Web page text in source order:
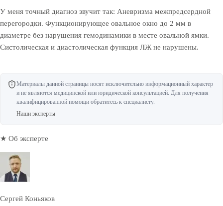
У меня точный диагноз звучит так: Аневризма межпредсердной
перегородки. Функционирующее овальное окно до 2 мм в
диаметре без нарушения гемодинамики в месте овальной ямки.
Систолическая и диастолическая функция ЛЖ не нарушены.
Материалы данной страницы носят исключительно информационный характер
и не являются медицинской или юридической консультацией. Для получения
квалифицированной помощи обратитесь к специалисту.
Наши эксперты
★ Об эксперте
Сергей Коньяков